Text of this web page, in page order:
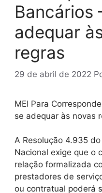
Bancários
adequar
regras
29 de abril de 2022
MEI Para
se adequar às novas
A Resolução 4.935
Nacional exige que o
relação formalizada
prestadores de
ou contratual poderá